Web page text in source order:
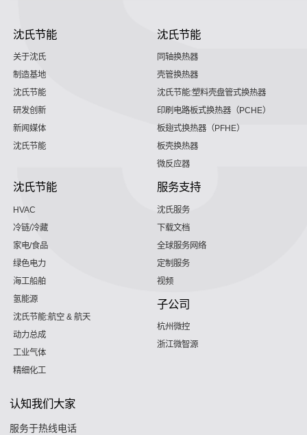
沈氏节能
关于沈氏
制造基地
沈氏节能
研发创新
新闻媒体
沈氏节能
沈氏节能
同轴换热器
壳管换热器
沈氏节能:塑料壳盘管式换热器
印刷电路板式换热器（PCHE）
板翅式换热器（PFHE）
板壳换热器
微反应器
沈氏节能
HVAC
冷链/冷藏
家电/食品
绿色电力
海工船舶
氢能源
沈氏节能:航空 & 航天
动力总成
工业气体
精细化工
服务支持
沈氏服务
下载文档
全球服务网络
定制服务
视频
子公司
杭州微控
浙江微智源
认知我们大家
服务于热线电话